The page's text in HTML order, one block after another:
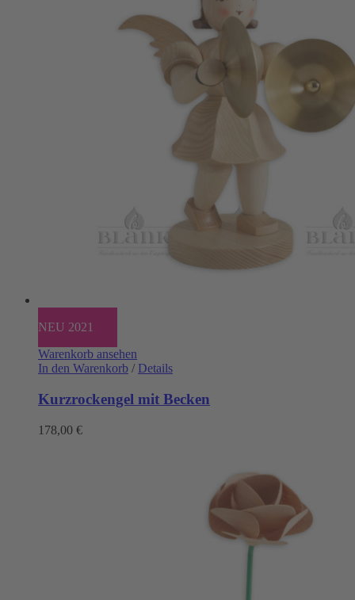
NEU 2021
Warenkorb ansehen
In den Warenkorb / Details
Kurzrockengel mit Becken
178,00 €